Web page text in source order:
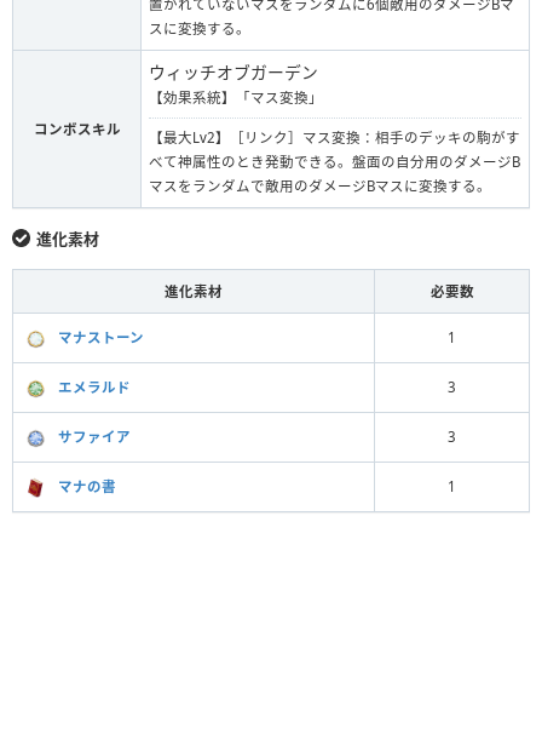
置かれていないマスをランダムに6個敵用のダメージBマ
スに変換する。
コンボスキル
ウィッチオブガーデン
【効果系統】「マス変換」
【最大Lv2】［リンク］マス変換：相手のデッキの駒がす
べて神属性のとき発動できる。盤面の自分用のダメージB
マスをランダムで敵用のダメージBマスに変換する。
進化素材
進化素材 必要数
マナストーン 1
エメラルド 3
サファイア 3
マナの書 1